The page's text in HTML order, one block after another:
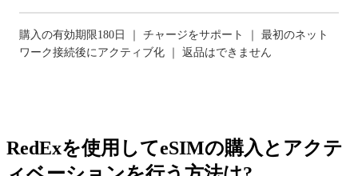
購入の有効期限180日 ｜ チャージをサポート ｜ 最初のネット
ワーク接続後にアクティブ化 ｜ 返品はできません
RedExを使用してeSIMの購入とアクテ